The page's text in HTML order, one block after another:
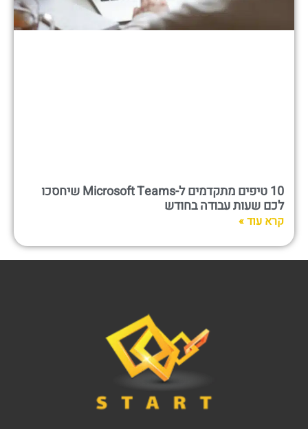
10 טיפים מתקדמים ל-Microsoft Teams שיחסכו
לכם שעות עבודה בחודש
קרא עוד »